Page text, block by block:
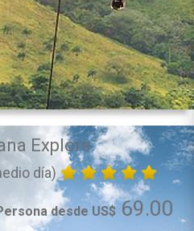
Explore
día)
desde US$69.00